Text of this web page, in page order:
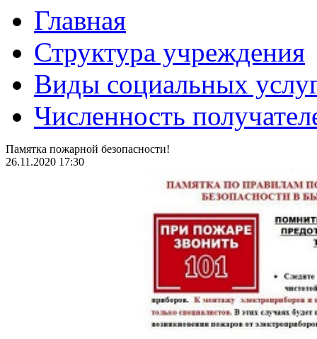
Главная
Структура учреждения
Виды социальных
Численность
Памятка пожарной безопасности!
26.11.2020 17:30